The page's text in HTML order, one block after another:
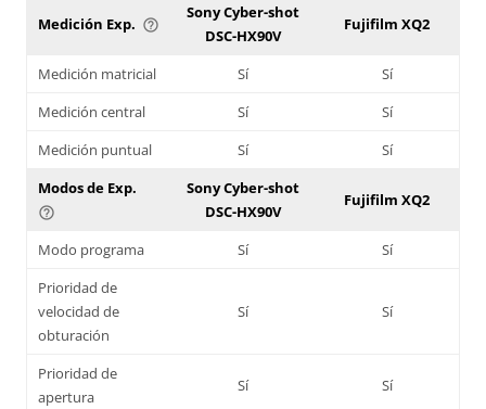
Medición Exp. help_outline
Sony Cyber-shot
DSC-HX90V
Fujifilm XQ2
Medición matricial Sí
Sí
Medición central
Sí
Sí
Medición puntual
Sí
Sí
Modos de Exp.
help_outline
Sony Cyber-shot
DSC-HX90V
Fujifilm XQ2
Modo programa Sí
Sí
Prioridad de
velocidad de
obturación
Sí Sí
Prioridad de
apertura
Sí Sí